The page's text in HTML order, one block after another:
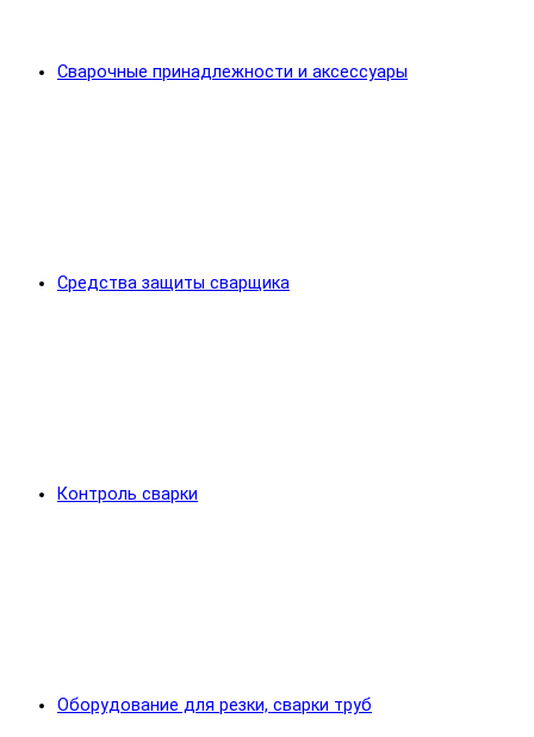
Сварочные принадлежности и аксессуары
Средства защиты сварщика
Контроль сварки
Оборудование для резки, сварки труб